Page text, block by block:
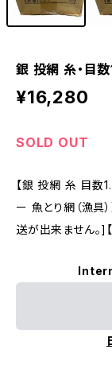
銀 投網 糸・目
¥16,280
SOLD OUT
【銀 投網 糸 目数
ー 魚とり網（漁
送が出来ません。]